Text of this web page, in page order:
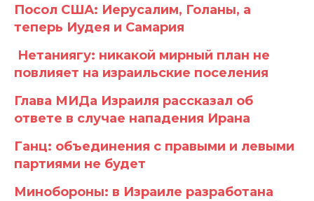
Посол США: Иерусалим, Голаны, а
теперь Иудея и Самария
Нетаниягу: никакой мирный план не
повлияет на израильские поселения
Глава МИДа Израиля рассказал об
ответе в случае нападения Ирана
Ганц: объединения с правыми и левыми
партиями не будет
Минобороны: в Израиле разработана